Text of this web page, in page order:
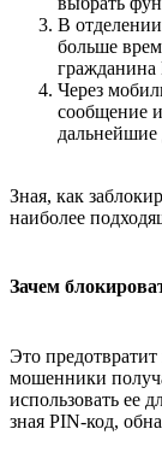
В
больше
Через
сообщение
дальнейшие
Зная, как
наиболее
Зачем
Это
мошенники
использовать ее
зная PIN-код,